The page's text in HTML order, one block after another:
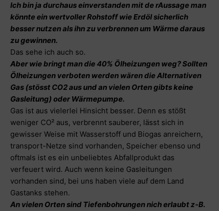
Ich bin ja durchaus einverstanden mit de rAussage man
könnte ein wertvoller Rohstoff wie Erdöl sicherlich
besser nutzen als ihn zu verbrennen um Wärme daraus
zu gewinnen.
Das sehe ich auch so.
Aber wie bringt man die 40% Ölheizungen weg? Sollten
Ölheizungen verboten werden wären die Alternativen
Gas (stösst CO2 aus und an vielen Orten gibts keine
Gasleitung) oder Wärmepumpe.
Gas ist aus vielerlei Hinsicht besser. Denn es stößt
weniger CO² aus, verbrennt sauberer, lässt sich in
gewisser Weise mit Wasserstoff und Biogas anreichern,
transport-Netze sind vorhanden, Speicher ebenso und
oftmals ist es ein unbeliebtes Abfallprodukt das
verfeuert wird. Auch wenn keine Gasleitungen
vorhanden sind, bei uns haben viele auf dem Land
Gastanks stehen.
An vielen Orten sind Tiefenbohrungen nich erlaubt z-B.